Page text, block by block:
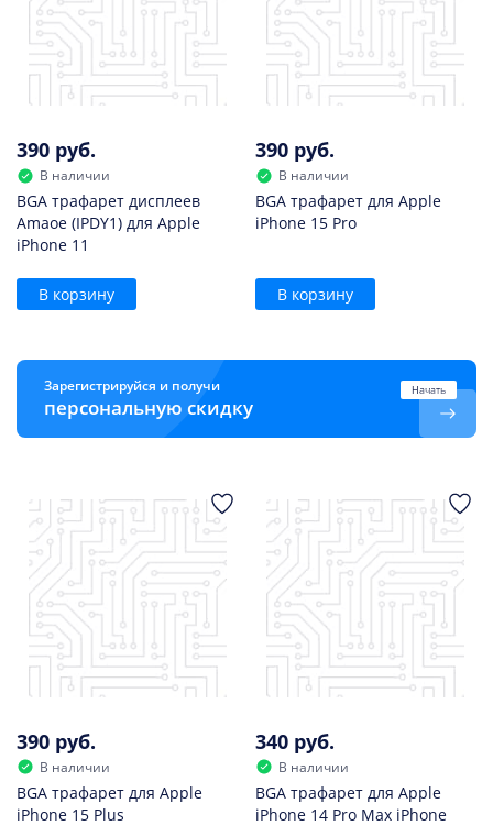
390 руб.
В наличии
BGA трафарет дисплеев
Amaoe (IPDY1) для Apple
iPhone 11
В корзину
390 руб.
В наличии
BGA трафарет для Apple
iPhone 15 Pro
В корзину
Зарегистрируйся и получи
персональную скидку
Начать
390 руб.
В наличии
BGA трафарет для Apple
iPhone 15 Plus
340 руб.
В наличии
BGA трафарет для Apple
iPhone 14 Pro Max iPhone